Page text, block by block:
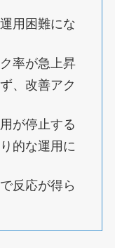
用困難にな
率が急上昇
、改善アク
が停止する
的な運用に
反応が得ら